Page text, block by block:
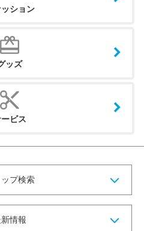
ション
ッズ
ビス
プ検索
情報